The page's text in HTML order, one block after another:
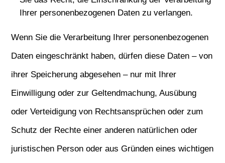
Ihrer personenbezogenen Daten zu verlangen.
Wenn Sie die Verarbeitung Ihrer personenbezogenen
Daten eingeschränkt haben, dürfen diese Daten – von
ihrer Speicherung abgesehen – nur mit Ihrer
Einwilligung oder zur Geltendmachung, Ausübung
oder Verteidigung von Rechtsansprüchen oder zum
Schutz der Rechte einer anderen natürlichen oder
juristischen Person oder aus Gründen eines wichtigen